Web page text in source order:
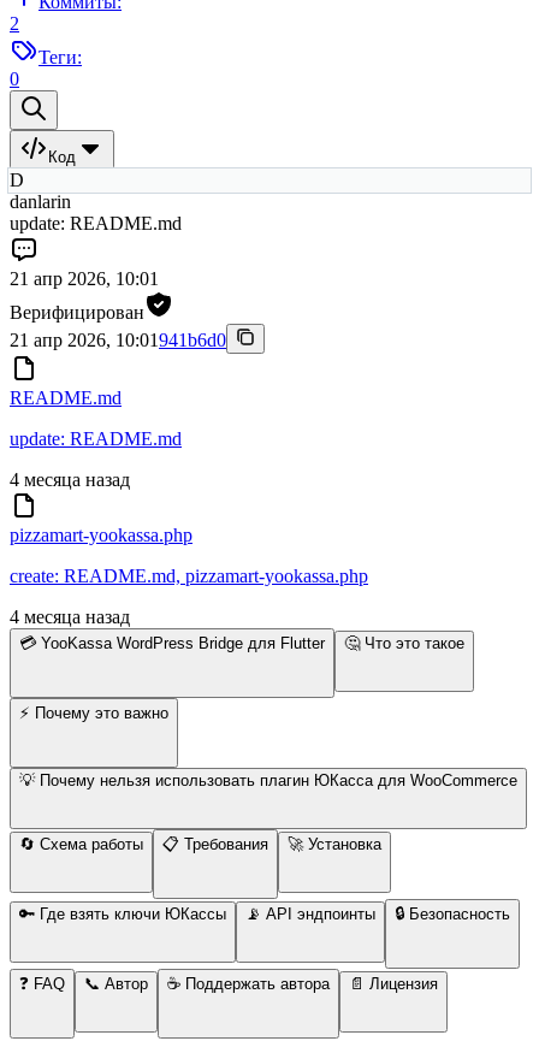
2
Теги:
0
Код
D
danlarin
update: README.md
21 апр 2026, 10:01
Верифицирован
21 апр 2026, 10:01941b6d0
README.md
update: README.md
4 месяца назад
pizzamart-yookassa.php
create: README.md, pizzamart-yookassa.php
4 месяца назад
💳 YooKassa WordPress Bridge для Flutter 🤔 Что это такое
⚡ Почему это важно
💡 Почему нельзя использовать плагин ЮКасса для WooCommerce
🔄 Схема работы 📋 Требования 🚀 Установка
🔑 Где взять ключи ЮКассы 📡 API эндпоинты 🔒 Безопасность
❓ FAQ 📞 Автор ☕ Поддержать автора 📄 Лицензия